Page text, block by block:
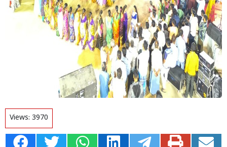
Views: 3970